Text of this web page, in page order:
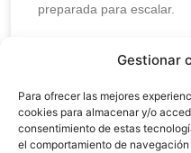
Gestionar
Para ofrecer las mejores
cookies para almacenar y/o
consentimiento de estas
el comportamiento de
preparada para escalar.
abril 10, 2026